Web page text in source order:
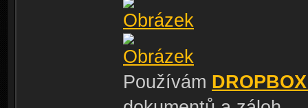
Používám